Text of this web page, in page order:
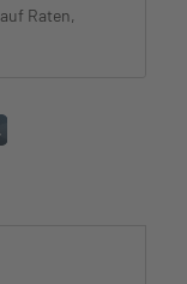
Raten,